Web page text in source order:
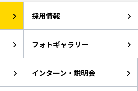
採用情報
フォトギャラリー
インターン・説明会